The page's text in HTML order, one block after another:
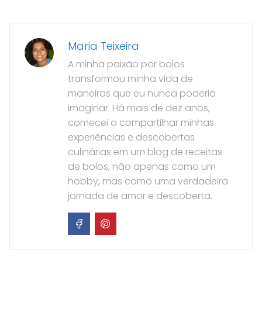
Maria Teixeira
A minha paixão por bolos
transformou minha vida de
maneiras que eu nunca poderia
imaginar. Há mais de dez anos,
comecei a compartilhar minhas
experiências e descobertas
culinárias em um blog de receitas
de bolos, não apenas como um
hobby, mas como uma verdadeira
jornada de amor e descoberta.